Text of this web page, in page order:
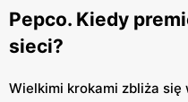
Pepco. Kiedy
sieci?
Wielkimi krokami zbliża